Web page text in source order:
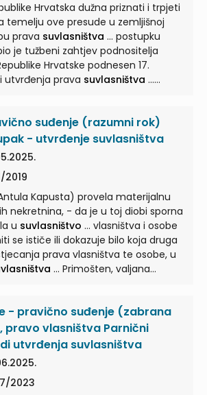
presude u zemljišnoj
prava suvlasništva ... postupku
je tužbeni zahtjev podnositelja
podnesen 17.
travnja 2014. radi utvrđenja prava suvlasništva ...
... Pakoštane u površini od
suvlasništvostekao nasljedstvom od
pok. ...
suđenje (razumni rok)
- utvrđenje suvlasništva
2019
da je u toj diobi sporna
u suvlasništvo ... vlasništva i osobe
bilo koja druga
prava vlasništva te osobe, u
... Primošten, valjana
u zemljišnim knjigama kao vlasnici
stekli samo
stjecanje pravasuvlasništva
suvlasništva
tužbeni ...
- pravično suđenje (zabrana
vlasništva Parnični
utvrđenja suvlasništva
2023